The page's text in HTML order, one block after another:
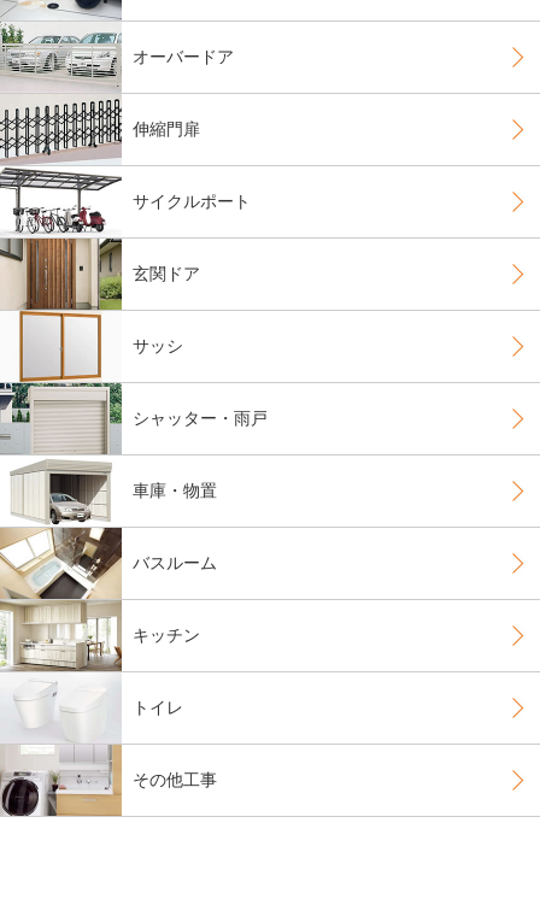
オーバードア
伸縮門扉
サイクルポート
玄関ドア
サッシ
シャッター・雨戸
車庫・物置
バスルーム
キッチン
トイレ
その他工事